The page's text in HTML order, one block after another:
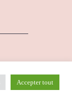
Accepter tout